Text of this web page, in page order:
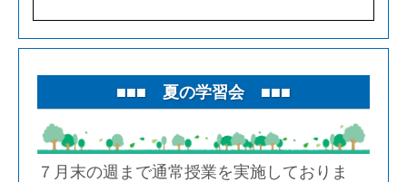
■■■ 夏の学習会 ■■■
７月末の週まで通常授業を実施しておりま